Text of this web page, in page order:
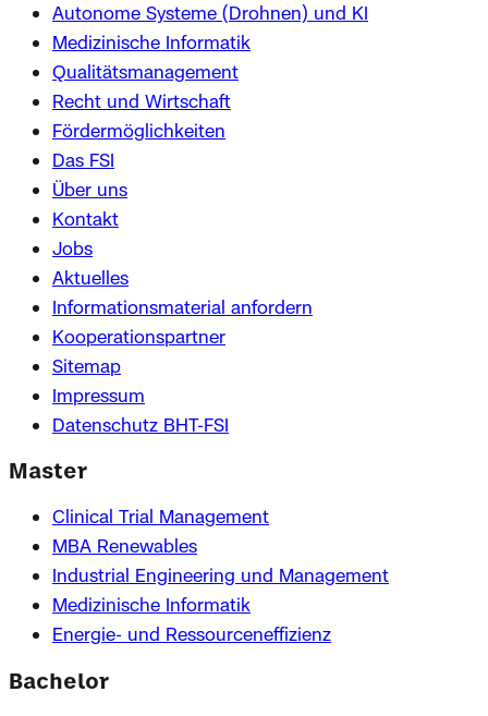
Autonome Systeme (Drohnen) und KI
Medizinische Informatik
Qualitätsmanagement
Recht und Wirtschaft
Fördermöglichkeiten
Das FSI
Über uns
Kontakt
Jobs
Aktuelles
Informationsmaterial anfordern
Kooperationspartner
Sitemap
Impressum
Datenschutz BHT-FSI
Master
Clinical Trial Management
MBA Renewables
Industrial Engineering und Management
Medizinische Informatik
Energie- und Ressourceneffizienz
Bachelor